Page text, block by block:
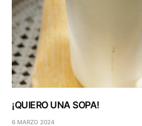
¡QUIERO UNA SOPA!
6 MARZO 2024